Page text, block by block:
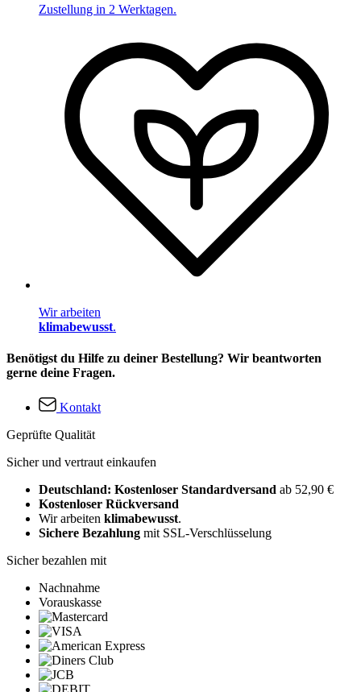
Zustellung in 2 Werktagen.
Wir arbeiten
klimabewusst.
Benötigst du Hilfe zu deiner Bestellung? Wir beantworten
gerne deine Fragen.
Kontakt
Geprüfte Qualität
Sicher und vertraut einkaufen
Deutschland: Kostenloser Standardversand ab 52,90 €
Kostenloser Rückversand
Wir arbeiten klimabewusst.
Sichere Bezahlung mit SSL-Verschlüsselung
Sicher bezahlen mit
Nachnahme
Vorauskasse